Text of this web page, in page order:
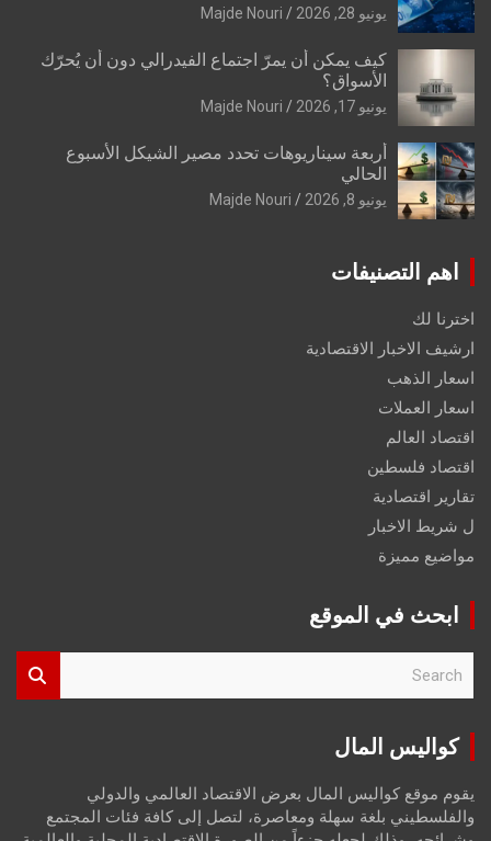
يونيو 28, 2026 Majde Nouri
كيف يمكن أن يمرّ اجتماع الفيدرالي دون أن يُحرّك
الأسواق؟
يونيو 17, 2026 Majde Nouri
أربعة سيناريوهات تحدد مصير الشيكل الأسبوع
الحالي
يونيو 8, 2026 Majde Nouri
اهم التصنيفات
اخترنا لك
ارشيف الاخبار الاقتصادية
اسعار الذهب
اسعار العملات
اقتصاد العالم
اقتصاد فلسطين
تقارير اقتصادية
ل شريط الاخبار
مواضيع مميزة
ابحث في الموقع
r
كواليس المال
يقوم موقع كواليس المال بعرض الاقتصاد العالمي والدولي
والفلسطيني بلغة سهلة ومعاصرة، لتصل إلى كافة فئات المجتمع